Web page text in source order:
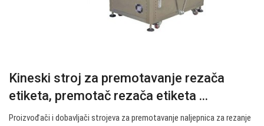
Kineski stroj za premotavanje rezača
etiketa, premotač rezača etiketa ...
Proizvođači i dobavljači strojeva za premotavanje naljepnica za rezanje